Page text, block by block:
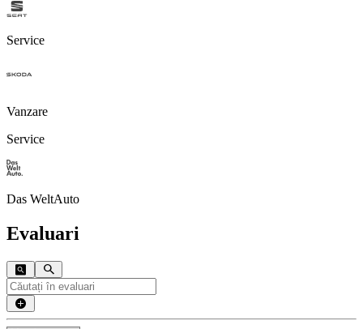
Service
Vanzare
Service
Das WeltAuto
Evaluari